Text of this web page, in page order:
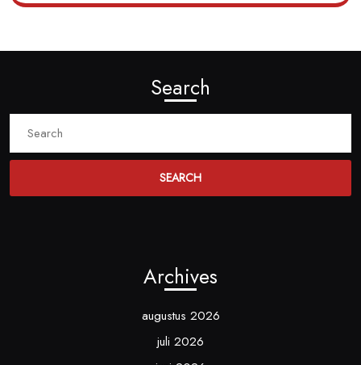
Search
Archives
augustus 2026
juli 2026